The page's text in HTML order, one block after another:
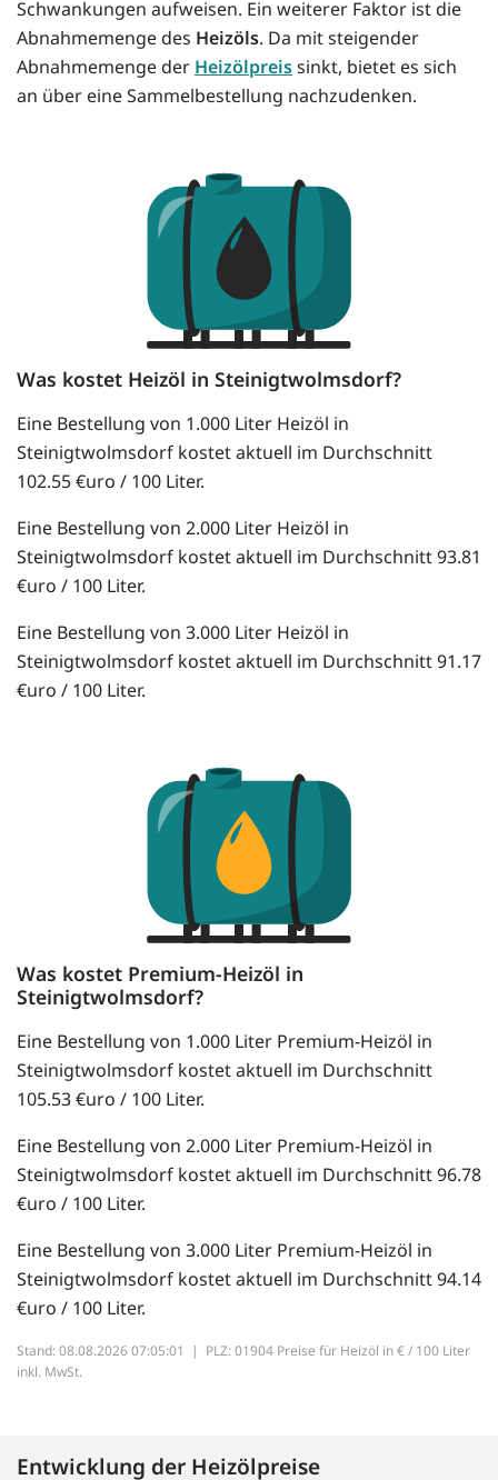
Schwankungen aufweisen. Ein weiterer Faktor ist die
Abnahmemenge des Heizöls. Da mit steigender
Abnahmemenge der Heizölpreissinkt, bietet es sich
an über eine Sammelbestellung nachzudenken.
Was kostet Heizöl in Steinigtwolmsdorf?
Eine Bestellung von 1.000 Liter Heizöl in
Steinigtwolmsdorf kostet aktuell im Durchschnitt
102.55 €uro / 100 Liter.
Eine Bestellung von 2.000 Liter Heizöl in
Steinigtwolmsdorf kostet aktuell im Durchschnitt 93.81
€uro / 100 Liter.
Eine Bestellung von 3.000 Liter Heizöl in
Steinigtwolmsdorf kostet aktuell im Durchschnitt 91.17
€uro / 100 Liter.
Was kostet Premium-Heizöl in
Steinigtwolmsdorf?
Eine Bestellung von 1.000 Liter Premium-Heizöl in
Steinigtwolmsdorf kostet aktuell im Durchschnitt
105.53 €uro / 100 Liter.
Eine Bestellung von 2.000 Liter Premium-Heizöl in
Steinigtwolmsdorf kostet aktuell im Durchschnitt 96.78
€uro / 100 Liter.
Eine Bestellung von 3.000 Liter Premium-Heizöl in
Steinigtwolmsdorf kostet aktuell im Durchschnitt 94.14
€uro / 100 Liter.
Stand: 08.08.2026 07:05:01 | PLZ: 01904 Preise für Heizöl in € / 100 Liter
inkl. MwSt.
Entwicklung der Heizölpreise